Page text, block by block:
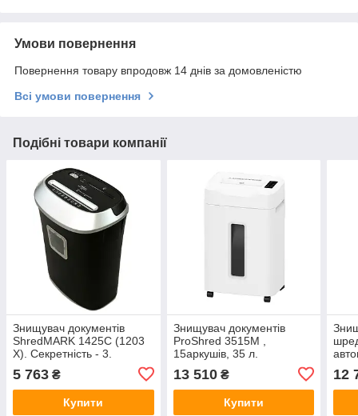
Умови повернення
Повернення товару впродовж 14 днів за домовленістю
Всі умови повернення
Подібні товари компанії
Знищувач документів
ShredMARK 1425С (1203
X). Секретність - 3.
Перехрестна різка (5х40)
5 763 ₴
Купити
Знищувач документів
ProShred 3515M ,
15аркушів, 35 л.
Перехрестна різка (2х10)
13 510₴
Купити
12